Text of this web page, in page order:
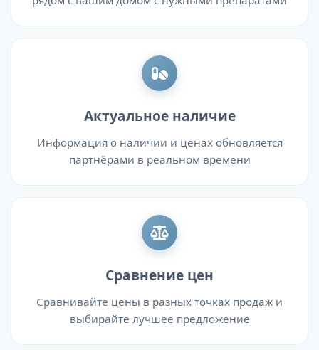
Актуальное наличие
Информация о наличии и ценах обновляется
партнёрами в реальном времени
Сравнение цен
Сравнивайте цены в разных точках продаж и
выбирайте лучшее предложение